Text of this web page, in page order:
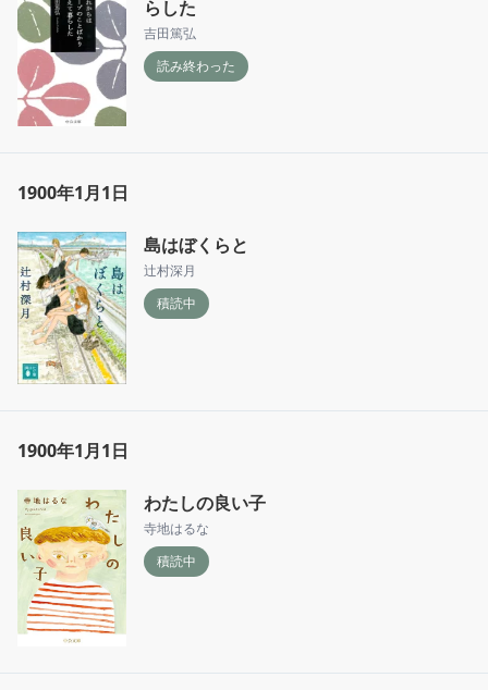
らした
吉田篤弘
読み終わった
1900年1月1日
島はぼくらと
辻村深月
積読中
1900年1月1日
わたしの良い子
寺地はるな
積読中